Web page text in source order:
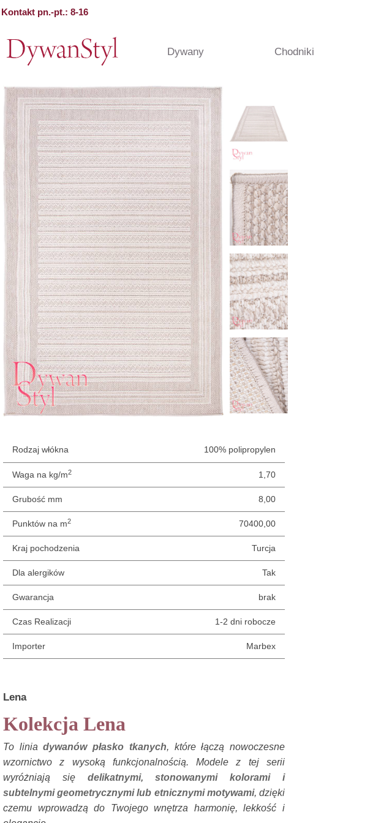
Kontakt pn.-pt.: 8-16
Dywany Chodniki
Rodzaj włókna 100% polipropylen
Waga na kg/m2 1,70
Grubość mm 8,00
Punktów na m2 70400,00
Kraj pochodzenia Turcja
Dla alergików Tak
Gwarancja brak
Czas Realizacji 1-2 dni robocze
Importer Marbex
Lena
Kolekcja Lena
To liniadywanów płasko tkanych, które łączą nowoczesne
wzornictwo z wysoką funkcjonalnością. Modele z tej serii
wyróżniają się delikatnymi, stonowanymi kolorami i
subtelnymi geometrycznymi lub etnicznymi motywami, dzięki
czemu wprowadzą do Twojego wnętrza harmonię, lekkość i